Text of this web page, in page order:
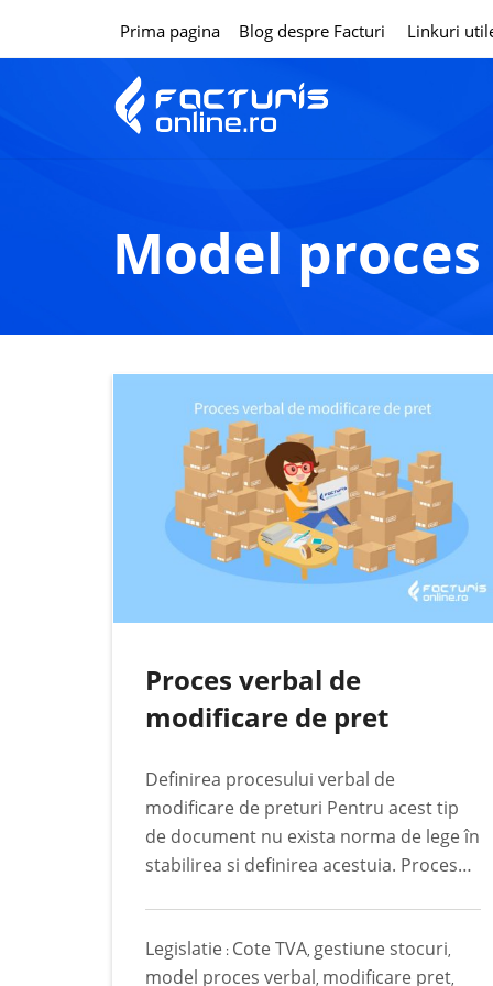
Prima pagina Blog despre Facturi Linkuri
model
Proces verbal de
modificare de pret
Definirea procesului verbal de
modificare de preturi Pentru acest tip
de document nu exista norma de lege în
stabilirea si definirea acestuia. Procesul
caror vânzare se realizeza predominant
cu amanuntul, unde gestiunea se tine la
Legislatie : Cote TVA, gestiune stocuri,
model proces verbal, modificare pret,